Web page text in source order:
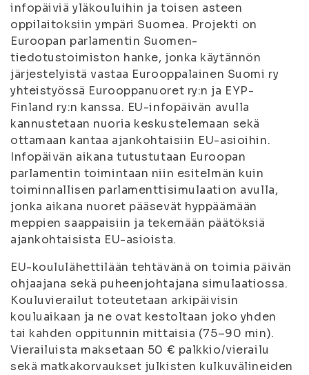
infopäiviä yläkouluihin ja toisen asteen
oppilaitoksiin ympäri Suomea. Projekti on
Euroopan parlamentin Suomen-
tiedotustoimiston hanke, jonka käytännön
järjestelyistä vastaa Eurooppalainen Suomi ry
yhteistyössä Eurooppanuoret ry:n ja EYP-
Finland ry:n kanssa. EU-infopäivän avulla
kannustetaan nuoria keskustelemaan sekä
ottamaan kantaa ajankohtaisiin EU-asioihin.
Infopäivän aikana tutustutaan Euroopan
parlamentin toimintaan niin esitelmän kuin
toiminnallisen parlamenttisimulaation avulla,
jonka aikana nuoret pääsevät hyppäämään
meppien saappaisiin ja tekemään päätöksiä
ajankohtaisista EU-asioista.
EU-koululähettilään tehtävänä on toimia päivän
ohjaajana sekä puheenjohtajana simulaatiossa.
Kouluvierailut toteutetaan arkipäivisin
kouluaikaan ja ne ovat kestoltaan joko yhden
tai kahden oppitunnin mittaisia (75–90 min).
Vierailuista maksetaan 50 € palkkio/vierailu
sekä matkakorvaukset julkisten kulkuvälineiden